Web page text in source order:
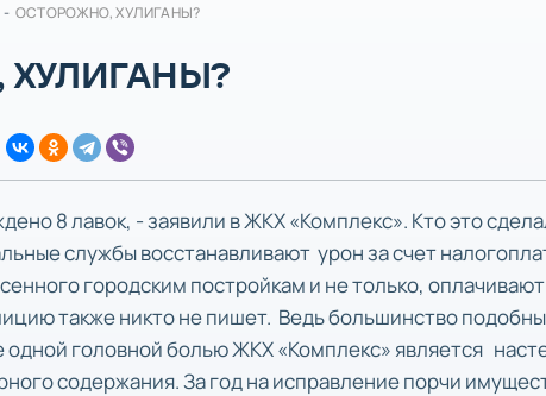
- ОСТОРОЖНО, ХУЛИГАНЫ?
8 лавок, - заявили в ЖКХ «Комплекс». Кто это
службы восстанавливают урон за счет
городским постройкам и не только,
также никто не пишет. Ведь большинство
головной болью ЖКХ «Комплекс» является
содержания. За год на исправление порчи